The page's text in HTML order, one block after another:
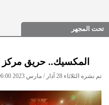
تحت المجهر
المكسيك.. حريق مركز
تم نشره الثلاثاء 28 آذار / مارس 2023 06:00 مساءً